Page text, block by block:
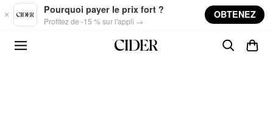
Skip to main content
Pourquoi payer le prix fort ?
Profitez de -15 % sur l'appli →
OBTENEZ